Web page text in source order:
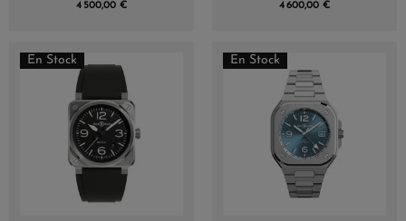
4 500,00 € 4 600,00 €
En Stock En Stock